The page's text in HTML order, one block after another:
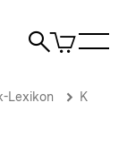
Suche
Artikel
im
Lexikon K